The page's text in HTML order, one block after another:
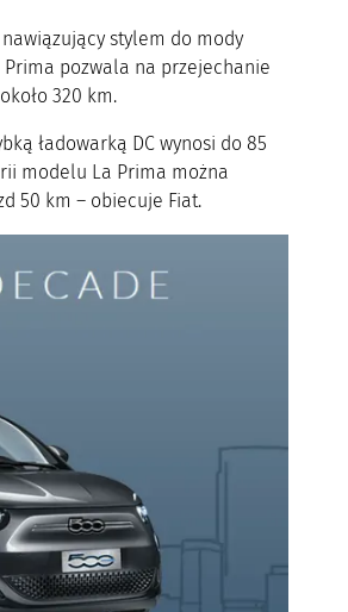
stylem do mody
Prima pozwala na przejechanie
320 km.
ładowarką DC wynosi do 85
modelu La Prima można
50 km – obiecuje Fiat.